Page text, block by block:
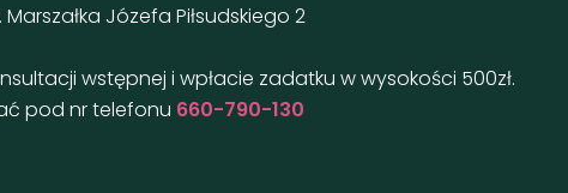
Marszałka Józefa Piłsudskiego 2
wstępnej i wpłacie zadatku w wysokości 500zł.
pod nr telefonu 660-790-130